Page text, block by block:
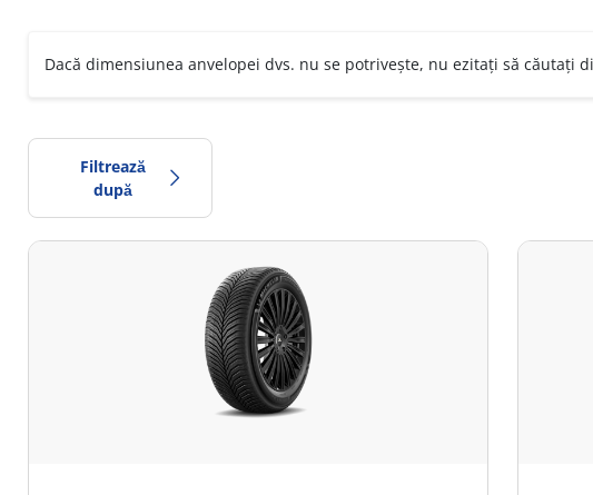
Dacă dimensiunea anvelopei dvs. nu se potrivește, nu ezitați să căutați
Filtrează
după
898
Toate tipurile (24)